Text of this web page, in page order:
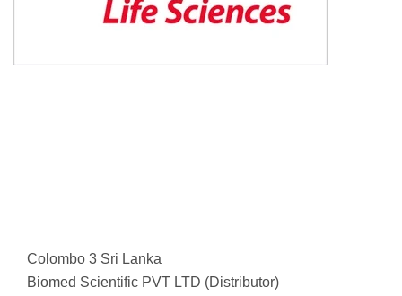
Colombo 3 Sri Lanka
Biomed Scientific PVT LTD (Distributor)